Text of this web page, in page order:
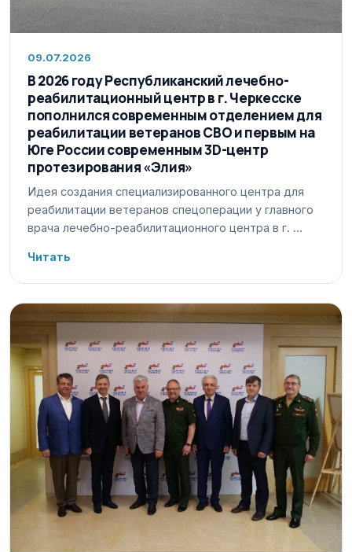
09.07.2026
В 2026 году Республиканский лечебно-
реабилитационный центр в г. Черкесске
пополнился современным отделением для
реабилитации ветеранов СВО и первым на
Юге России современным 3D-центр
протезирования «Элия»
Идея создания специализированного центра для
реабилитации ветеранов спецоперации у главного
врача лечебно-реабилитационного центра в г. …
Читать